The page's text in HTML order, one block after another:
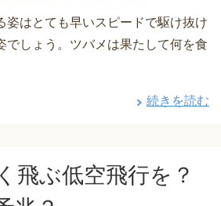
姿はとても早いスピードで駆け抜け
でしょう。ツバメは果たして何を食
続きを読む
飛ぶ低空飛行を？